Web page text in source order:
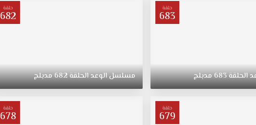
حلقة
683
الحلقة683مدبلج
حلقة
682
مسلسلالوعدالحلقة682مدبلج
حلقة
679
حلقة
678